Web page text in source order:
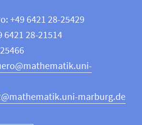
+49 6421 28-25429
6421 28-21514
marburg.de